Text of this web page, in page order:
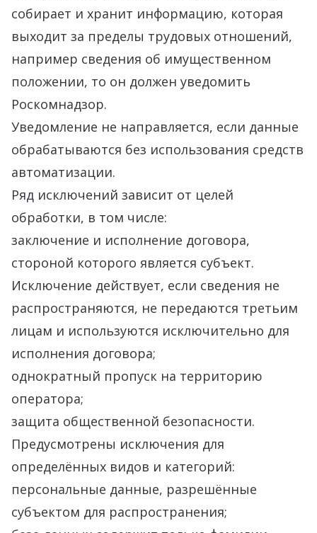
собирает и хранит информацию, которая
выходит за пределы трудовых отношений,
например сведения об имущественном
положении, то он должен уведомить
Роскомнадзор.
Уведомление не направляется, если данные
обрабатываются без использования средств
автоматизации.
Ряд исключений зависит от целей
обработки, в том числе:
заключение и исполнение договора,
стороной которого является субъект.
Исключение действует, если сведения не
распространяются, не передаются третьим
лицам и используются исключительно для
исполнения договора;
однократный пропуск на территорию
оператора;
защита общественной безопасности.
Предусмотрены исключения для
определённых видов и категорий:
персональные данные, разрешённые
субъектом для распространения;